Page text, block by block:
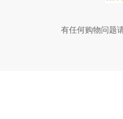
有任何购物问题